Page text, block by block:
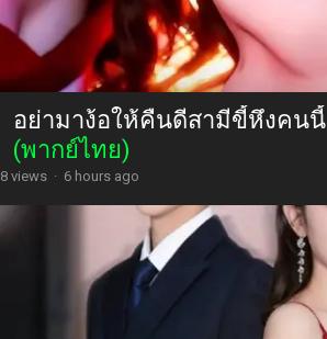
อย่ามาง้อให้คืนดีสามีขี้หึงคนนี้
(พากย์ไทย)
8 views · 6 hours ago